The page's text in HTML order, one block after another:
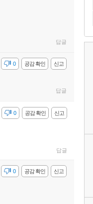
답글
신고
공감 확인
0
답글
신고
공감 확인
0
답글
신고
공감 확인
0